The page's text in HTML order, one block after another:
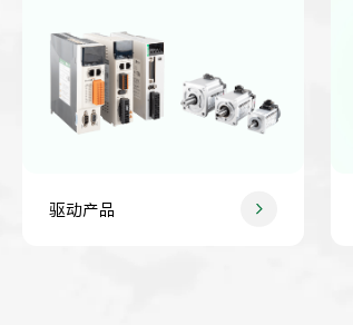
驱动产品